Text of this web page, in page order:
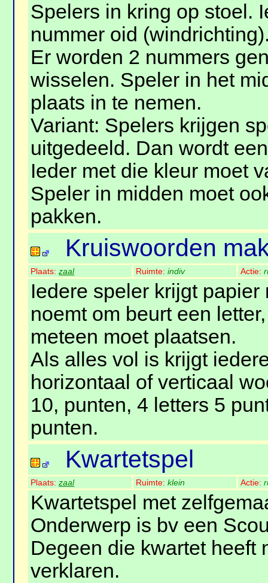
Spelers in kring op stoel.
nummer oid
Er worden 2 nummers
wisselen. Speler in het
plaats in te nemen.
Variant: Spelers krijgen
uitgedeeld. Dan wordt
Ieder met die kleur moet
Speler in midden moet
pakken.
Kruiswoorden
Plaats:zaal Ruimte:indiv Actie:
Iedere speler krijgt papier
noemt om beurt een
meteen moet plaatsen.
Als alles vol is krijgt
horizontaal of verticaal
10, punten, 4 letters 5
punten.
Kwartetspel
Plaats:zaal Ruimte:klein Actie:
Kwartetspel met
Onderwerp is bv een
Degeen die kwartet heeft
verklaren.